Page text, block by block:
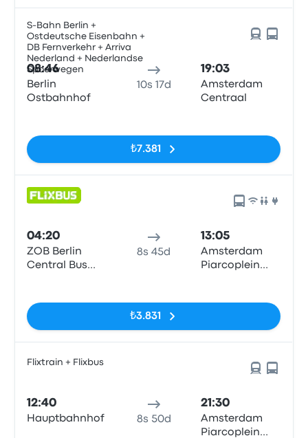
S-Bahn Berlin +
Ostdeutsche Eisenbahn +
DB Fernverkehr + Arriva
Nederland + Nederlandse
Spoorwegen
08:46
Berlin
Ostbahnhof
10s 17d
19:03
Amsterdam
Centraal
₺7.381
04:20
ZOB Berlin
Central Bus
8s 45d
13:05
Amsterdam
Piarcoplein
₺3.831
Flixtrain + Flixbus
12:40
Hauptbahnhof 8s 50d
21:30
Amsterdam
Piarcoplein